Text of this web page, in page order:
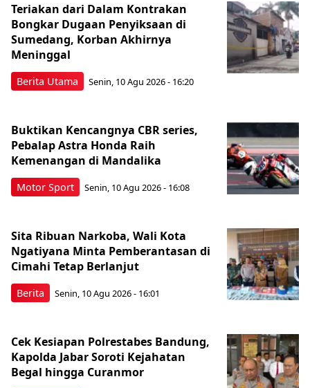
Berita Utama
Teriakan dari Dalam Kontrakan
Bongkar Dugaan Penyiksaan di
Sumedang, Korban Akhirnya
Meninggal
Senin, 10 Agu 2026 - 16:20
Motor Sport
Buktikan Kencangnya CBR series,
Pebalap Astra Honda Raih
Kemenangan di Mandalika
Senin, 10 Agu 2026 - 16:08
Berita
Sita Ribuan Narkoba, Wali Kota
Ngatiyana Minta Pemberantasan di
Cimahi Tetap Berlanjut
Senin, 10 Agu 2026 - 16:01
Cek Kesiapan Polrestabes Bandung,
Kapolda Jabar Soroti Kejahatan
Begal hingga Curanmor